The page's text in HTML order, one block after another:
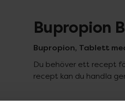
Bupropion
Bupropion, Tablett
Du behöver ett recept
recept kan du handla